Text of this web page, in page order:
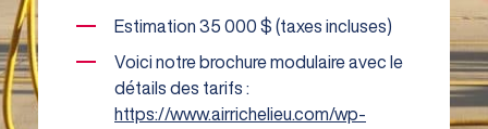
Estimation 35 000 $ (taxes incluses)
Voici notre brochure modulaire avec le
détails des tarifs :
https://www.airrichelieu.com/wp-